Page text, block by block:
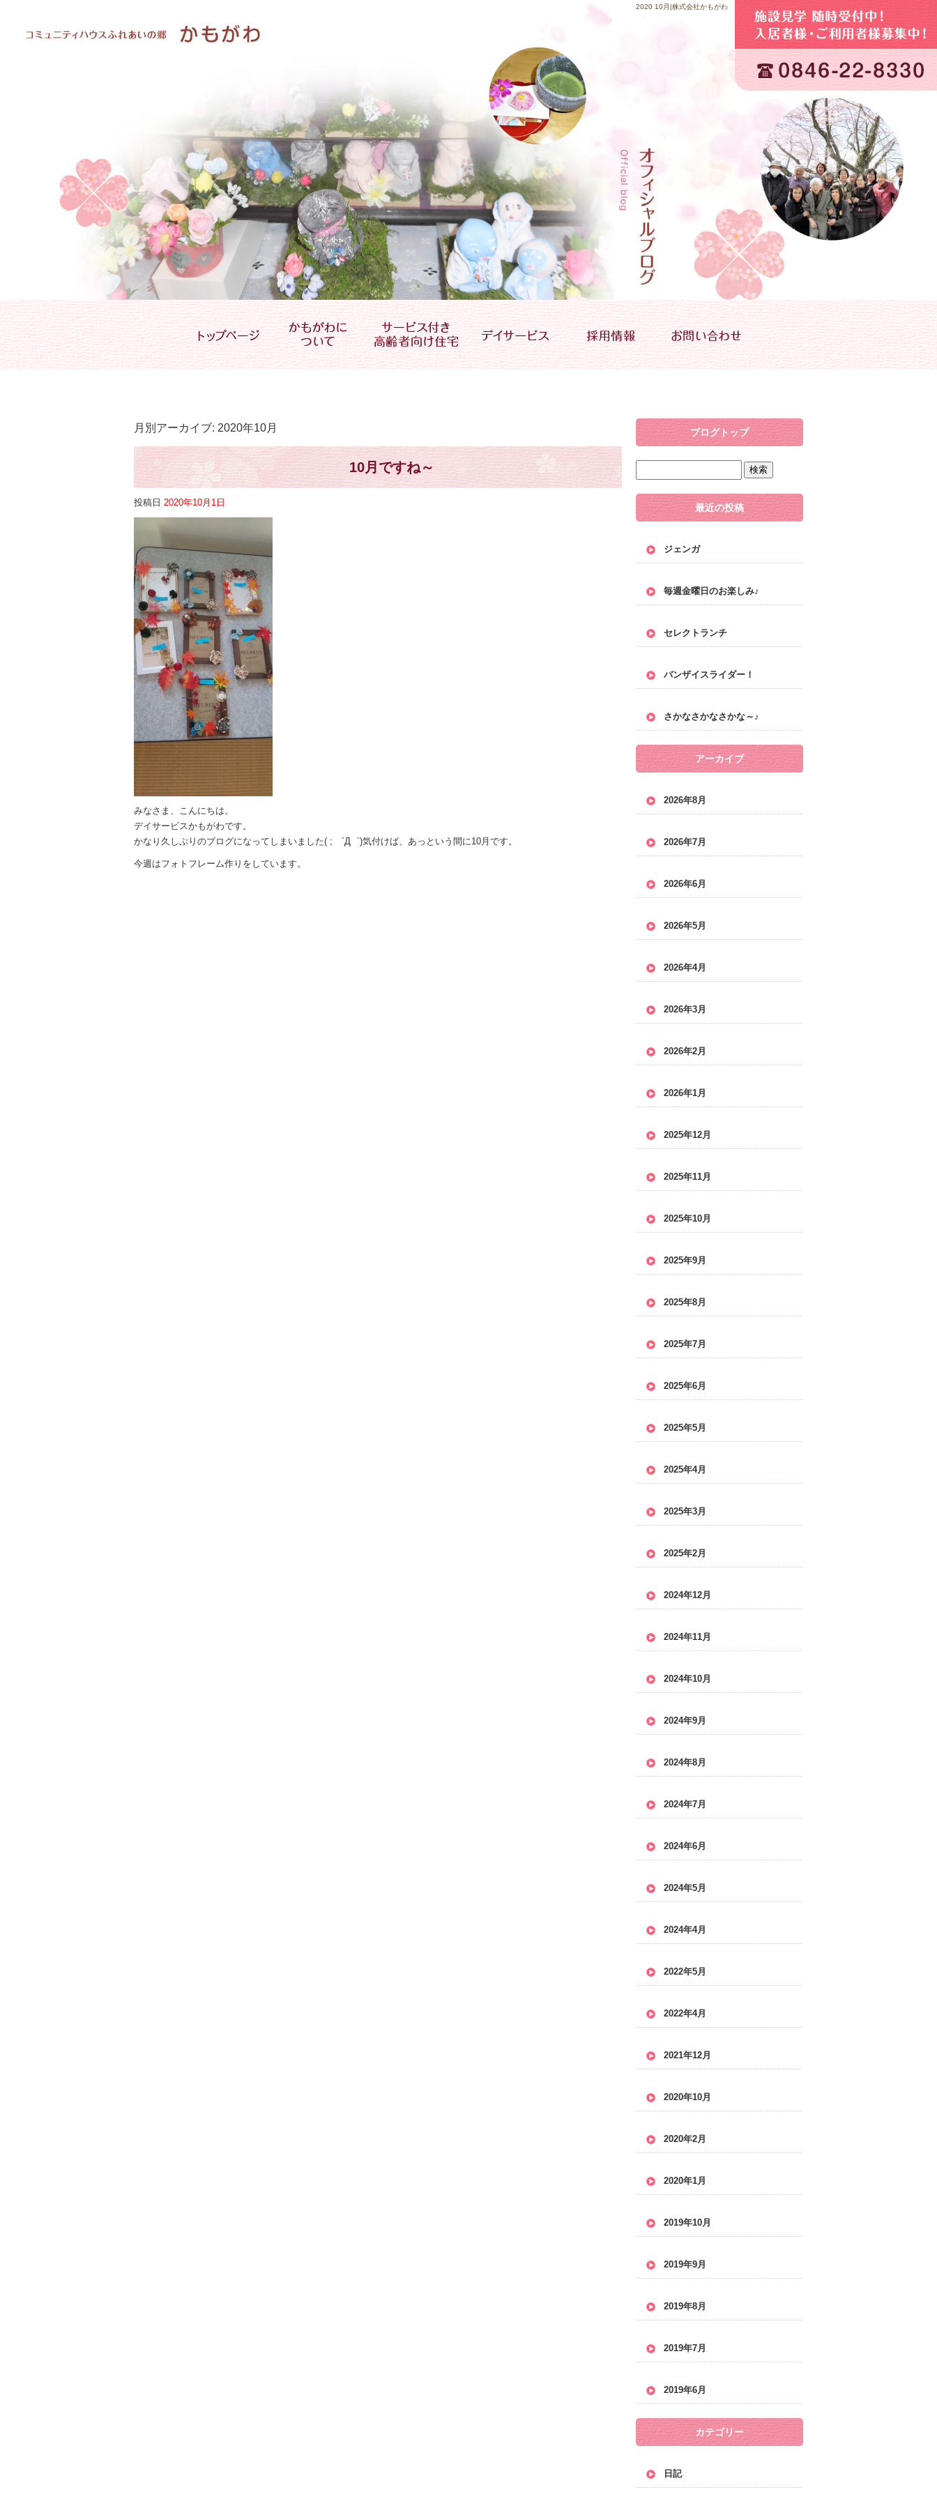
2020 10月|株式会社かもがわ
月別アーカイブ: 2020年10月
10月ですね～
投稿日 2020年10月1日
みなさま、こんにちは。
デイサービスかもがわです。
かなり久しぶりのブログになってしまいました( ; ゜Д゜)気付けば、あっという間に10月です。
今週はフォトフレーム作りをしています。
ブログトップ
最近の投稿
ジェンガ
毎週金曜日のお楽しみ♪
セレクトランチ
バンザイスライダー！
さかなさかなさかな～♪
アーカイブ
2026年8月
2026年7月
2026年6月
2026年5月
2026年4月
2026年3月
2026年2月
2026年1月
2025年12月
2025年11月
2025年10月
2025年9月
2025年8月
2025年7月
2025年6月
2025年5月
2025年4月
2025年3月
2025年2月
2024年12月
2024年11月
2024年10月
2024年9月
2024年8月
2024年7月
2024年6月
2024年5月
2024年4月
2022年5月
2022年4月
2021年12月
2020年10月
2020年2月
2020年1月
2019年10月
2019年9月
2019年8月
2019年7月
2019年6月
カテゴリー
日記